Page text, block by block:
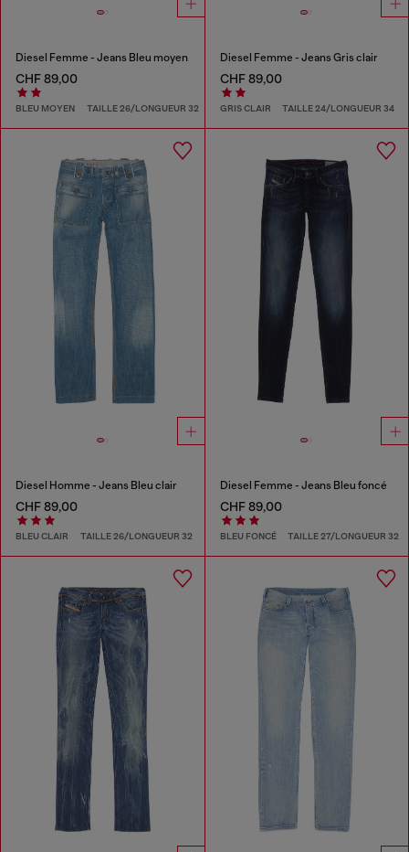
Diesel Femme - Jeans Bleu moyen
CHF 89,00
BLEU MOYEN TAILLE 26/LONGUEUR 32
Diesel Femme - Jeans Gris clair
CHF 89,00
GRIS CLAIR TAILLE 24/LONGUEUR 34
Diesel Homme - Jeans Bleu clair
CHF 89,00
BLEU CLAIR TAILLE 26/LONGUEUR 32
Diesel Femme - Jeans Bleu foncé
CHF 89,00
BLEU FONCÉ TAILLE 27/LONGUEUR 32